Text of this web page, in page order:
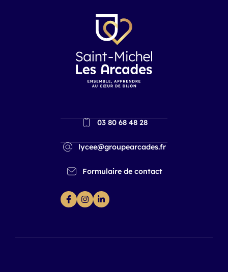
03 80 68 48 28
lycee@groupearcades.fr
Formulaire de contact